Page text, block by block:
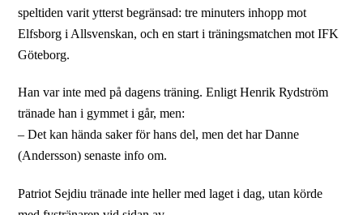
speltiden varit ytterst begränsad: tre minuters inhopp mot
Elfsborg i Allsvenskan, och en start i träningsmatchen mot IFK
Göteborg.
Han var inte med på dagens träning. Enligt Henrik Rydström
tränade han i gymmet i går, men:
– Det kan hända saker för hans del, men det har Danne
(Andersson) senaste info om.
Patriot Sejdiu tränade inte heller med laget i dag, utan körde